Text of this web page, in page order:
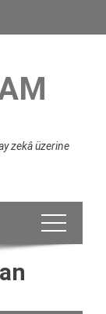
zekâ üzerine